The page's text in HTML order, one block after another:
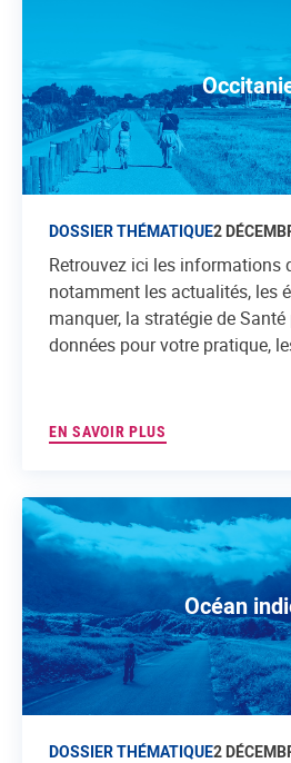
DOSSIER THÉMATIQUE2
Retrouvez ici les informations
notamment les actualités, les
manquer, la stratégie de
données pour votre pratique,
EN SAVOIR PLUS
Océan
DOSSIER THÉMATIQUE2